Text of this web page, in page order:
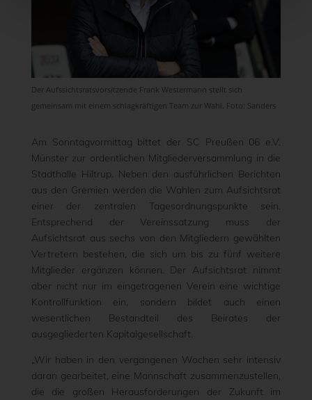
Der Aufssichtsratsvorsitzende Frank Westermann stellt sich
gemeinsam mit einem schlagkräftigen Team zur Wahl. Foto: Sanders
Am Sonntagvormittag bittet der SC Preußen 06 e.V.
Münster zur ordentlichen Mitgliederversammlung in die
Stadthalle Hiltrup. Neben den ausführlichen Berichten
aus den Gremien werden die Wahlen zum Aufsichtsrat
einer der zentralen Tagesordnungspunkte sein.
Entsprechend der Vereinssatzung muss der
Aufsichtsrat aus sechs von den Mitgliedern gewählten
Vertretern bestehen, die sich um bis zu fünf weitere
Mitglieder ergänzen können. Der Aufsichtsrat nimmt
aber nicht nur im eingetragenen Verein eine wichtige
Kontrollfunktion ein, sondern bildet auch einen
wesentlichen Bestandteil des Beirates der
ausgegliederten Kapitalgesellschaft.
„Wir haben in den vergangenen Wochen sehr intensiv
daran gearbeitet, eine Mannschaft zusammenzustellen,
die die großen Herausforderungen der Zukunft im